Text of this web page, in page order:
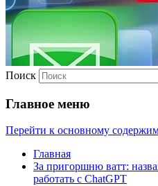
Поиск
Главное меню
Перейти к основному
Главная
За пригоршню ватт:
работать с ChatGPT